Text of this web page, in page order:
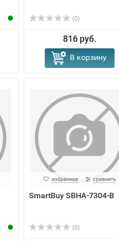
(0)
816 руб.
В корзину
избранное сравнить
SmartBuy SBHA-7304-B
(0)